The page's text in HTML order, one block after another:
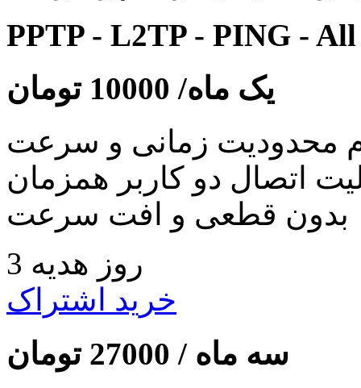
PPTP - L2TP - PING -
یک ماه/ 10000 تومان
محدودیت زمانی و سرعت
اتصال دو کاربر همزمان
بدون قطعی و افت سرعت
3 روز هدیه
خرید اشتراک
سه ماه / 27000 تومان